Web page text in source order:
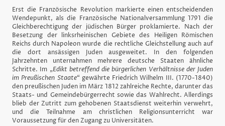
Erst die Französische Revolution markierte einen entscheidenden
Wendepunkt, als die Französische Nationalversammlung 1791 die
Gleichberechtigung der jüdischen Bürger proklamierte. Nach der
Besetzung der linksrheinischen Gebiete des Heiligen Römischen
Reichs durch Napoleon wurde die rechtliche Gleichstellung auch auf
die dort ansässigen Juden ausgeweitet. In den folgenden
Jahrzehnten unternahmen mehrere deutsche Staaten ähnliche
Schritte. Im „Edikt betreffend die bürgerlichen Verhältnisse der Juden
im Preußischen Staate“ gewährte Friedrich Wilhelm III. (1770-1840)
den preußischen Juden im März 1812 zahlreiche Rechte, darunter das
Staats- und Gemeindebürgerrecht sowie das Wahlrecht. Allerdings
blieb der Zutritt zum gehobenen Staatsdienst weiterhin verwehrt,
und die Teilnahme am christlichen Religionsunterricht war
Voraussetzung für den Zugang zu Universitäten.